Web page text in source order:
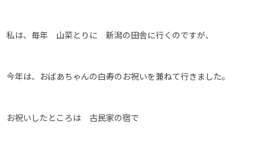
私は、毎年 山菜とりに 新潟の田舎に行くのですが、
今年は、おばあちゃんの白寿のお祝いを兼ねて行きました。
お祝いしたところは 古民家の宿で